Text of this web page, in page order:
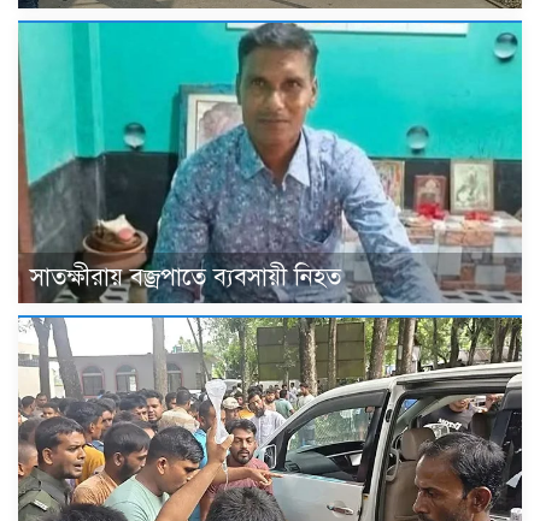
সাতক্ষীরায় বজ্রপাতে ব্যবসায়ী নিহত